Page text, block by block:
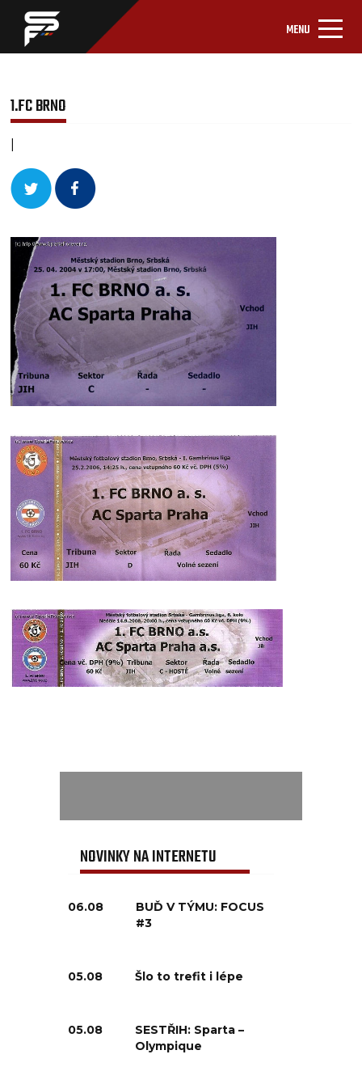
MENU
1.FC BRNO
NOVINKY NA INTERNETU
06.08
BUĎ V TÝMU: FOCUS
#3
05.08 Šlo to trefit i lépe
05.08
SESTŘIH: Sparta –
Olympique